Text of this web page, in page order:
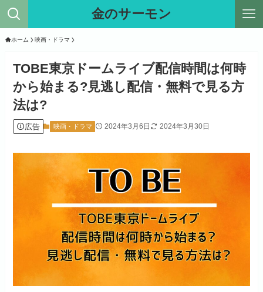
金のサーモン
ホーム 映画・ドラマ
TOBE東京ドームライブ配信時間は何時
から始まる?見逃し配信・無料で見る方
法は?
広告 映画・ドラマ 2024年3月6日 2024年3月30日